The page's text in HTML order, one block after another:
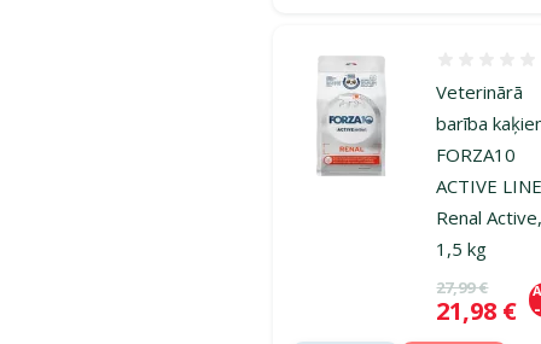
Veterinārā
barība
FORZA10
ACTIVE
Renal
1,5 kg
Oriģinālā
27,99 €
Cena
21,98 €